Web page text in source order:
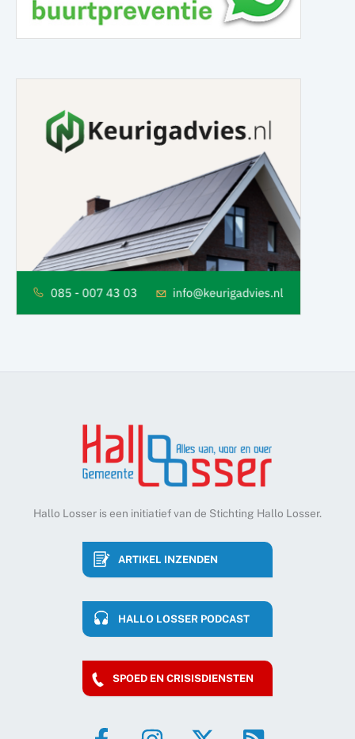
Hallo Losser is een initiatief van de Stichting Hallo Losser.
ARTIKEL INZENDEN
HALLO LOSSER PODCAST
SPOED EN CRISISDIENSTEN